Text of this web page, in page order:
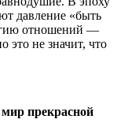
давление «быть
отношений —
это не значит, что
прекрасной